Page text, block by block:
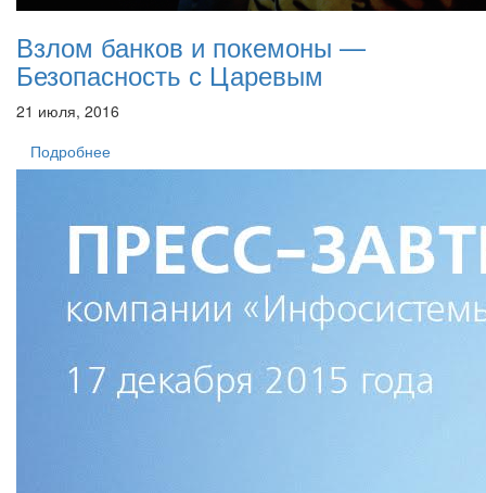
Взлом банков и покемоны —
Безопасность с Царевым
21 июля, 2016
Подробнее